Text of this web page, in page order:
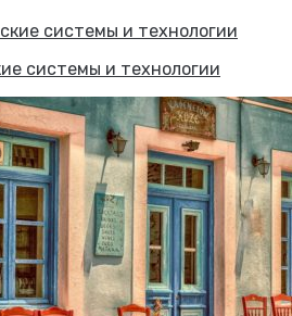
системы и технологии